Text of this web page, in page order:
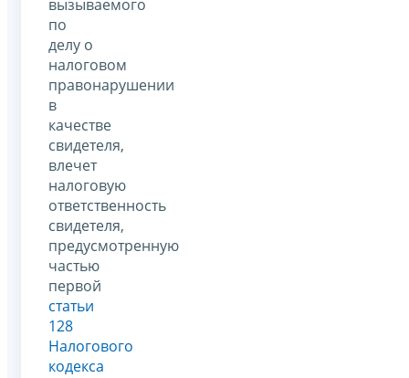
вызываемого
по
делу о
налоговом
правонарушении
в
качестве
свидетеля,
влечет
налоговую
ответственность
свидетеля,
предусмотренную
частью
первой
статьи
128
Налогового
кодекса